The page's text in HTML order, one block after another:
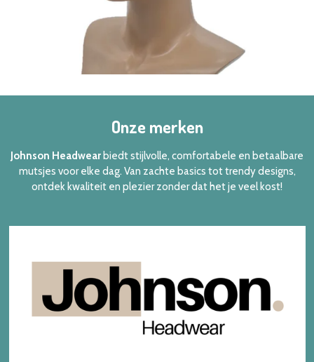
Onze merken
Johnson Headwear biedt stijlvolle, comfortabele en betaalbare
mutsjes voor elke dag. Van zachte basics tot trendy designs,
ontdek kwaliteit en plezier zonder dat het je veel kost!